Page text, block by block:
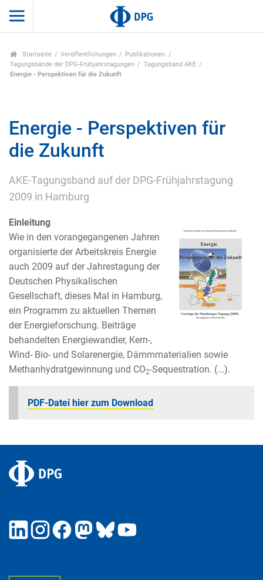
Startseite Veröffentlichungen
Publikationen
Tagungsbände der DPG-Frühjahrstagungen
Tagungsband AKE
Energie - Perspektiven für die Zukunft
Energie - Perspektiven für
die Zukunft
AKE-Tagungsband auf der DPG-Frühjahrstagung
2009 in Hamburg
Einleitung
Wie in den vorangegangenen Jahren
organisierte der Arbeitskreis Energie
auch 2009 auf der Jahrestagung der
Deutschen Physikalischen
Gesellschaft, dieses Mal in Hamburg,
ein Programm zu aktuellen Themen
der Energieforschung. Beiträge
behandelten Energiewandler, Kern-,
Wind- Bio- und Solarenergie, Dämmmaterialien sowie
Methanhydratgewinnung und CO2-Sequestration. (...).
PDF-Datei hier zum Download